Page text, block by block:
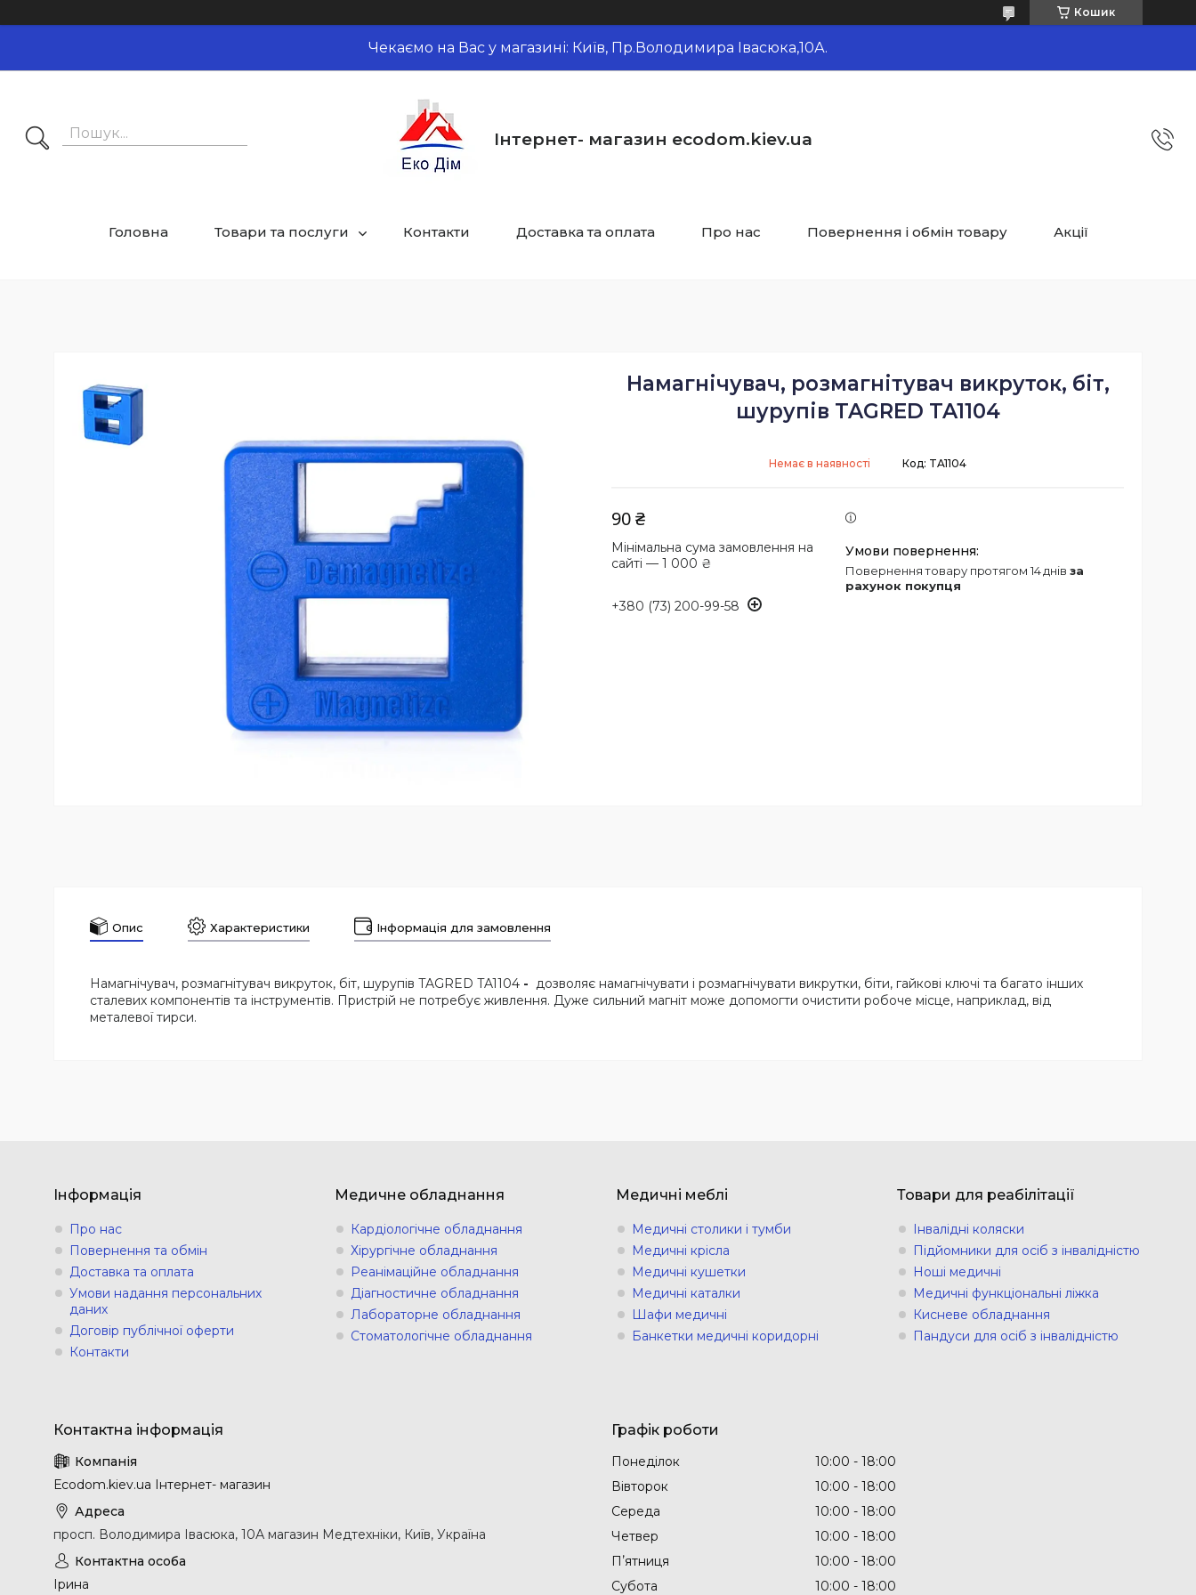
Кошик
Чекаємо на Вас у магазині: Київ, Пр.Володимира Івасюка,10А.
Інтернет- магазин ecodom.kiev.ua
Головна Товари та послуги Контакти Доставка та оплата Про нас Повернення і обмін товару Акції
Намагнічувач, розмагнітувач викруток, біт,
шурупів TAGRED TA1104
Немає в наявності Код: TA1104
90 ₴
Мінімальна сума замовлення на
сайті — 1 000 ₴
+380 (73) 200-99-58
повернення товару протягом 14 днів за
рахунок покупця
Опис Характеристики Інформація для замовлення
Намагнічувач, розмагнітувач викруток, біт, шурупів TAGRED TA1104 - дозволяє намагнічувати і розмагнічувати викрутки, біти, гайкові ключі та багато інших
сталевих компонентів та інструментів. Пристрій не потребує живлення. Дуже сильний магніт може допомогти очистити робоче місце, наприклад, від
металевої тирси.
Інформація
Про нас
Повернення та обмін
Доставка та оплата
Умови надання персональних
даних
Договір публічної оферти
Контакти
Медичне обладнання
Кардіологічне обладнання
Хірургічне обладнання
Реанімаційне обладнання
Діагностичне обладнання
Лабораторне обладнання
Стоматологічне обладнання
Медичні меблі
Медичні столики і тумби
Медичні крісла
Медичні кушетки
Медичні каталки
Шафи медичні
Банкетки медичні коридорні
Товари для реабілітації
Інвалідні коляски
Підйомники для осіб з інвалідністю
Ноші медичні
Медичні функціональні ліжка
Кисневе обладнання
Пандуси для осіб з інвалідністю
Еcodom.kiev.ua Інтернет- магазин
просп. Володимира Івасюка, 10А магазин Медтехніки, Київ, Україна
Ірина
Графік роботи
Понеділок 10:00
18:00
Вівторок
10:00
18:00
Середа
10:00
18:00
Четвер
10:00
18:00
Пʼятниця
10:00
18:00
Субота
10:00 18:00